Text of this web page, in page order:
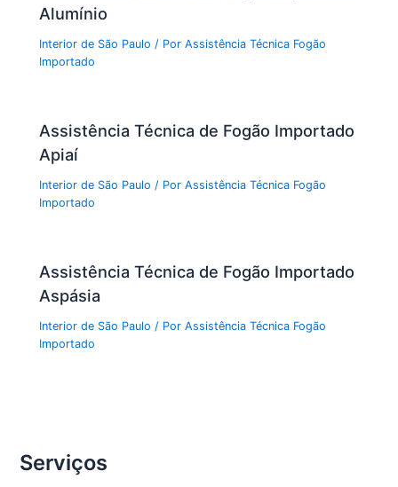
Alumínio
Interior de São Paulo / PorAssistência Técnica Fogão
Importado
Assistência Técnica de Fogão Importado
Apiaí
Interior de São Paulo / PorAssistência Técnica Fogão
Importado
Assistência Técnica de Fogão Importado
Aspásia
Interior de São Paulo / PorAssistência Técnica Fogão
Importado
Serviços